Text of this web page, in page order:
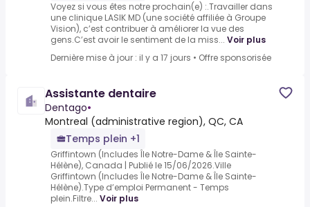
Voyez si vous êtes notre prochain(e) :.Travailler dans
une clinique LASIK MD (une société affiliée à Groupe
Vision), c’est contribuer à améliorer la vue des
gens.C’est avoir le sentiment de la miss... Voir plus
Dernière mise à jour : il y a 17 jours • Offre sponsorisée
Assistante dentaire
Dentago•
Montreal (administrative region), QC, CA
Temps plein +1
Griffintown (Includes Île Notre-Dame & Île Sainte-
Hélène), Canada | Publié le 15/06/2026.Ville
Griffintown (Includes Île Notre-Dame & Île Sainte-
Hélène).Type d’emploi Permanent - Temps
plein.Filtre... Voir plus